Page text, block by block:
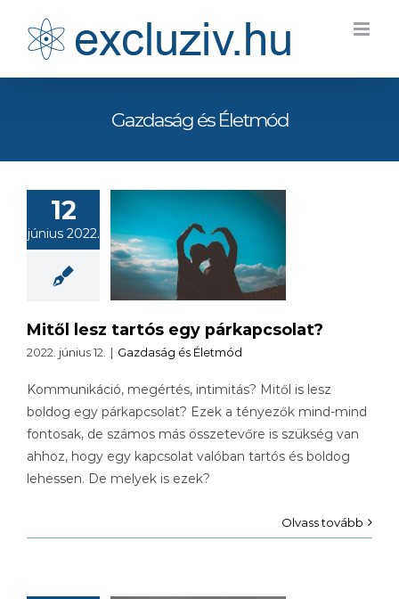
Gazdaság és Életmód
12
június 2022.
tartós
egy
Mitől lesz tartós egy párkapcsolat?
2022. június 12. | Gazdaság és Életmód
Kommunikáció, megértés, intimitás? Mitől is lesz
boldog egy párkapcsolat? Ezek a tényezők mind-mind
fontosak, de számos más összetevőre is szükség van
ahhoz, hogy egy kapcsolat valóban tartós és boldog
lehessen. De melyek is ezek?
Olvass tovább